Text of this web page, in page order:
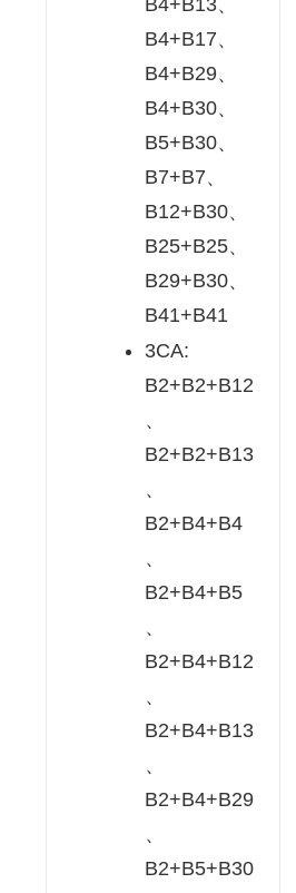
B4+B17、
B4+B29、
B4+B30、
B5+B30、
B7+B7、
B12+B30、
B25+B25、
B29+B30、
B41+B41
3CA:
B2+B2+B12
、
B2+B2+B13
、
B2+B4+B4
、
B2+B4+B5
、
B2+B4+B12
、
B2+B4+B13
、
B2+B4+B29
、
B2+B5+B30